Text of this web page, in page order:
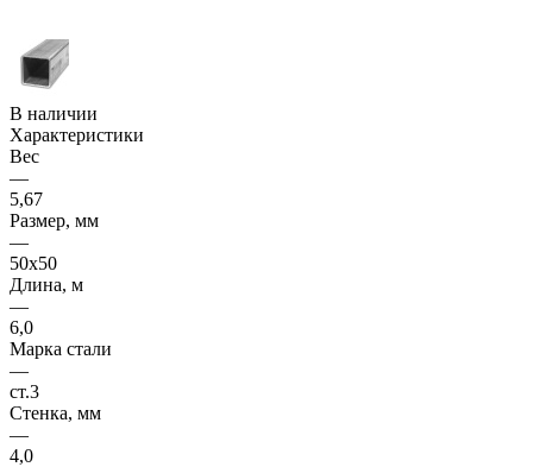
В наличии
Характеристики
Вес
—
5,67
Размер, мм
—
50x50
Длина, м
—
6,0
Марка стали
—
ст.3
Стенка, мм
—
4,0